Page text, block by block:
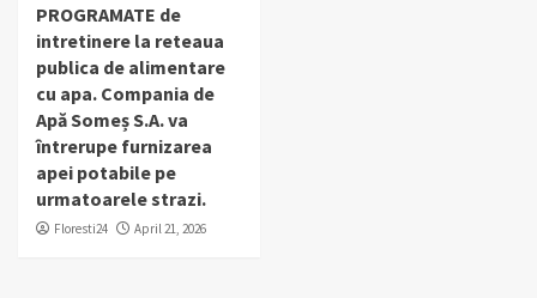
PROGRAMATE de
intretinere la reteaua
publica de alimentare
cu apa. Compania de
Apă Someș S.A. va
întrerupe furnizarea
apei potabile pe
urmatoarele strazi.
Floresti24 April 21, 2026